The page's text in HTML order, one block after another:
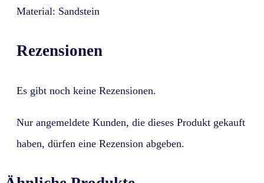
Material: Sandstein
Rezensionen
Es gibt noch keine Rezensionen.
Nur angemeldete Kunden, die dieses Produkt gekauft
haben, dürfen eine Rezension abgeben.